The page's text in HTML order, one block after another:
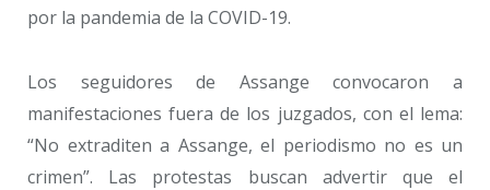
por la pandemia de la COVID-19.
Los seguidores de Assange convocaron a
manifestaciones fuera de los juzgados, con el lema:
“No extraditen a Assange, el periodismo no es un
crimen”. Las protestas buscan advertir que el